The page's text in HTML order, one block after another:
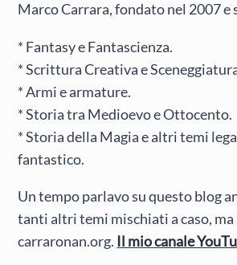
Marco Carrara, fondato nel 2007 e
* Fantasy e Fantascienza.
* Scrittura Creativa e
* Armi e armature.
* Storia tra Medioevo e Ottocento.
* Storia della Magia e altri temi
fantastico.
Un tempo parlavo su questo blog
tanti altri temi mischiati a caso,
carraronan.org. Il mio canale